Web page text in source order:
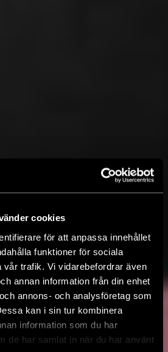
cookies
för att anpassa innehållet
funktioner för sociala
vår trafik. Vi vidarebefordrar även
annan information från din enhet
annons- och analysföretag som
kan i sin tur kombinera
information som du har
de har samlat in när du har använt